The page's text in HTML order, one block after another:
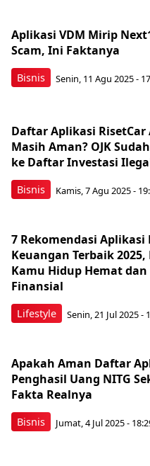
Bisnis
Aplikasi VDM Mirip
Scam, Ini Faktanya
Senin, 11 Agu 2025 -
Bisnis
Daftar Aplikasi RisetCar
Masih Aman? OJK
ke Daftar Investasi
Kamis, 7 Agu 2025 -
Lifestyle
7 Rekomendasi Aplikasi
Keuangan Terbaik
Kamu Hidup Hemat dan
Finansial
Senin, 21 Jul 2025 -
Bisnis
Apakah Aman Daftar
Penghasil Uang NITG
Fakta Realnya
Jumat, 4 Jul 2025 -